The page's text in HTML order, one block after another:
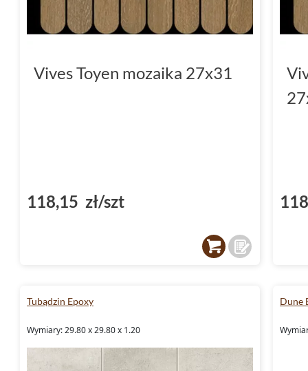
Vives Toyen mozaika 27x31
118,15 zł/szt
Tubądzin Epoxy
Wymiary: 29.80 x 29.80 x 1.20
Dune